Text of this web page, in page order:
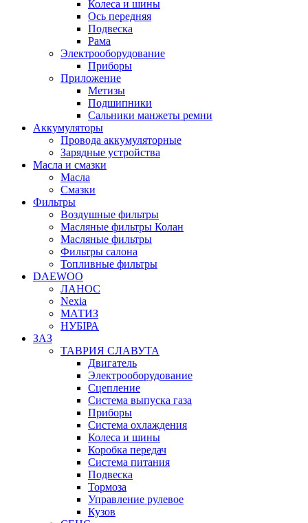
Колеса и шины
Ось передняя
Подвеска
Рама
Электрооборудование
Приборы
Приложение
Метизы
Подшипники
Сальники манжеты ремни
Аккумуляторы
Провода аккумуляторные
Зарядные устройства
Масла и смазки
Масла
Смазки
Фильтры
Воздушные фильтры
Масляные фильтры Колан
Масляные фильтры
Фильтры салона
Топливные фильтры
DAEWOO
ЛАНОС
Nexia
МАТИЗ
НУБІРА
ЗАЗ
ТАВРИЯ СЛАВУТА
Двигатель
Электрооборудование
Сцепление
Система выпуска газа
Приборы
Система охлаждения
Колеса и шины
Коробка передач
Система питания
Подвеска
Тормоза
Управление рулевое
Кузов